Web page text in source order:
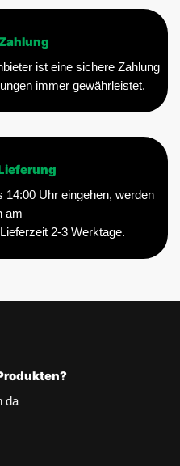
ist eine sichere Zahlung
immer gewährleistet.
14:00 Uhr eingehen, werden
am
2-3 Werktage.
da